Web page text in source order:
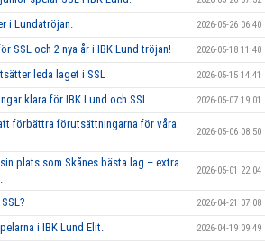
i Lundatröjan. 2026-05-26 06:40
SSL och 2 nya år i IBK Lund tröjan! 2026-05-18 11:40
leda laget i SSL 2026-05-15 14:41
klara för IBK Lund och SSL. 2026-05-07 19:01
förbättra förutsättningarna för våra
2026-05-06 08:50
plats som Skånes bästa lag – extra
2026-05-01 22:04
2026-04-21 07:08
i IBK Lund Elit. 2026-04-19 09:49